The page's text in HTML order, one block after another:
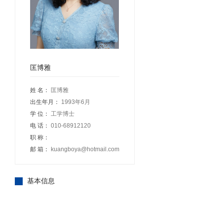
匡博雅
姓 名：
匡博雅
出生年月：
1993年6月
学 位： 工学博士
电 话： 010-68912120
职 称：
邮 箱：
kuangboya@hotmail.com
基本信息